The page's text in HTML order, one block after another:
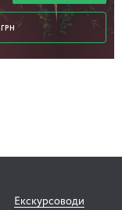
ГРН
Екскурсоводи